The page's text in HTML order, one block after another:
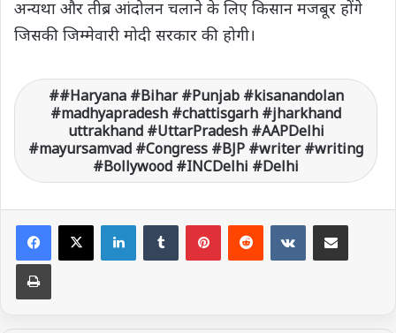
अन्यथा और तीब्र आंदोलन चलाने के लिए किसान मजबूर होंगे
जिसकी जिम्मेवारी मोदी सरकार की होगी।
#Haryana #Bihar #Punjab #kisanandolan
#madhyapradesh #chattisgarh #jharkhand
uttrakhand #UttarPradesh #AAPDelhi
#mayursamvad #Congress #BJP #writer #writing
#Bollywood #INCDelhi #Delhi
LinkedIn VKontakte